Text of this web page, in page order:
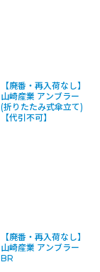
【廃番・再入荷なし】
山崎産業 アンブラー
(折りたたみ式傘立て)
【代引不可】
【廃番・再入荷なし】
山崎産業 アンブラー
BR